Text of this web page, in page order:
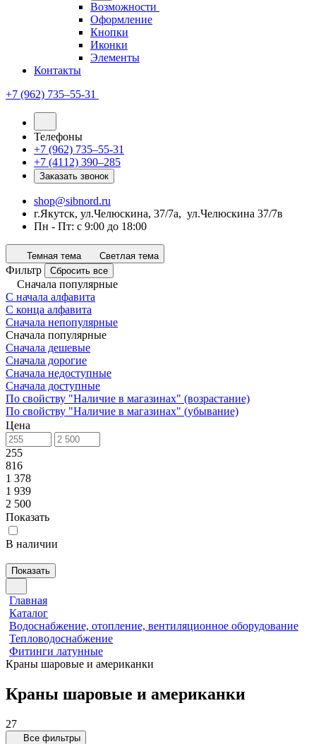
Возможности
Оформление
Кнопки
Иконки
Элементы
Контакты
+7 (962) 735‒55-31
Телефоны
+7 (962) 735‒55-31
+7 (4112) 390‒285
Заказать звонок
shop@sibnord.ru
​г.Якутск, ул.Челюскина, 37/7а, ул.Челюскина 37/7в
Пн - Пт: с 9:00 до 18:00
Темная тема Светлая тема
Фильтр Сбросить все
Сначала популярные
С начала алфавита
С конца алфавита
Сначала непопулярные
Сначала популярные
Сначала дешевые
Сначала дорогие
Сначала недоступные
Сначала доступные
По свойству "Наличие в магазинах" (возрастание)
По свойству "Наличие в магазинах" (убывание)
Цена
255
816
1 378
1 939
2 500
Показать
В наличии
Показать
Главная
Каталог
Водоснабжение, отопление, вентиляционное оборудование
Тепловодоснабжение
Фитинги латунные
Краны шаровые и американки
Краны шаровые и американки
27
Все фильтры